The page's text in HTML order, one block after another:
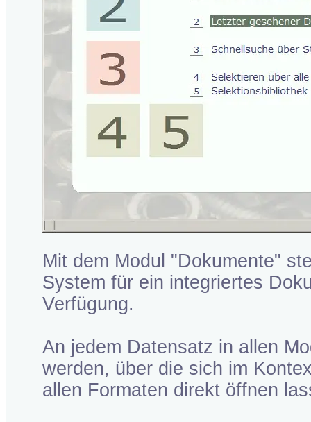
Mit dem Modul "Dokumente"
System für ein integriertes
Verfügung.
An jedem Datensatz in allen
werden, über die sich im
allen Formaten direkt öffnen